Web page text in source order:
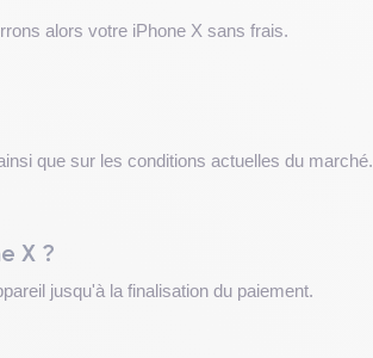
alors votre iPhone X sans frais.
que sur les conditions actuelles du marché.
X ?
jusqu'à la finalisation du paiement.